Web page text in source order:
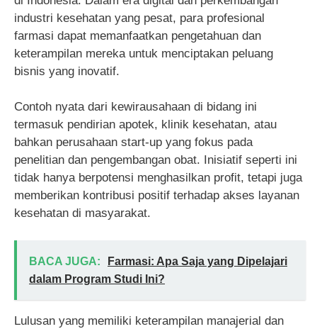
industri kesehatan yang pesat, para profesional
farmasi dapat memanfaatkan pengetahuan dan
keterampilan mereka untuk menciptakan peluang
bisnis yang inovatif.
Contoh nyata dari kewirausahaan di bidang ini
termasuk pendirian apotek, klinik kesehatan, atau
bahkan perusahaan start-up yang fokus pada
penelitian dan pengembangan obat. Inisiatif seperti ini
tidak hanya berpotensi menghasilkan profit, tetapi juga
memberikan kontribusi positif terhadap akses layanan
kesehatan di masyarakat.
BACA JUGA:
Farmasi: Apa Saja yang Dipelajari
dalam Program Studi Ini?
Lulusan yang memiliki keterampilan manajerial dan